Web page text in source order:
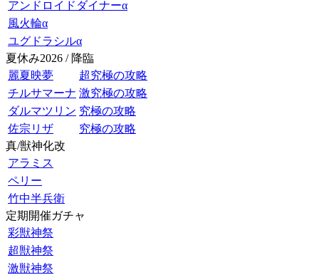
アンドロイドダイナーα
風火輪α
ユグドラシルα
夏休み2026 / 降臨
麗夏映夢
超究極の攻略
チルサマーナ 激究極の攻略
ダルマツリン 究極の攻略
佐宗リザ
究極の攻略
真/獣神化改
アラミス
ペリー
竹中半兵衛
定期開催ガチャ
彩獣神祭
超獣神祭
激獣神祭